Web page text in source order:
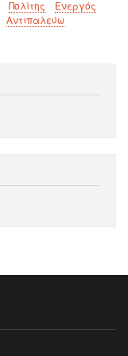
Πολίτης
Ενεργός
Αντιπαλεύω